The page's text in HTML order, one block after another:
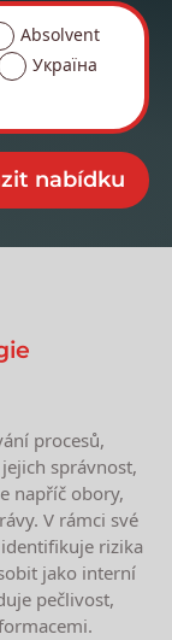
Absolvent
Україна
procesů,
správnost,
napříč obory,
V rámci své
rizika
jako interní
pečlivost,